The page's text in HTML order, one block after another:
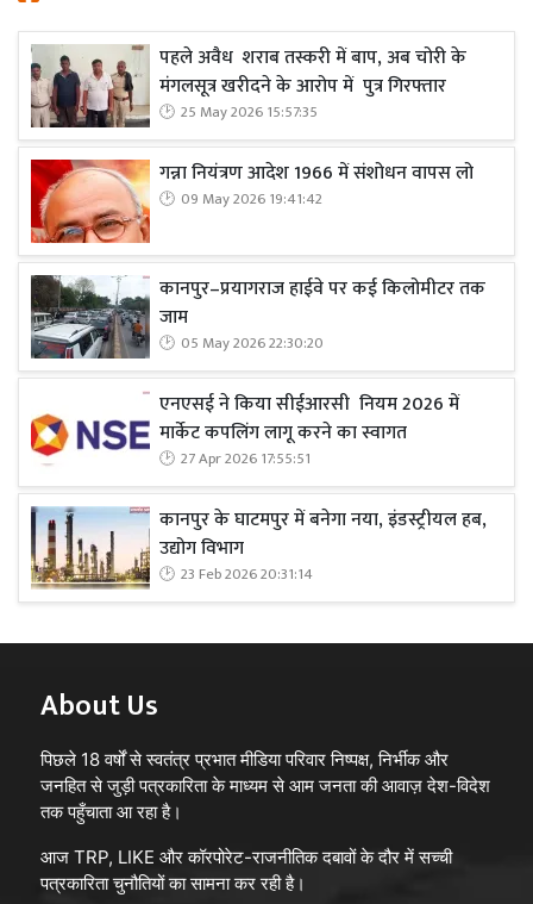
पहले अवैध शराब तस्करी में बाप, अब चोरी के
मंगलसूत्र खरीदने के आरोप में पुत्र गिरफ्तार
25 May 2026 15:57:35
गन्ना नियंत्रण आदेश 1966 में संशोधन वापस लो
09 May 2026 19:41:42
कानपुर–प्रयागराज हाईवे पर कई किलोमीटर तक
जाम
05 May 2026 22:30:20
एनएसई ने किया सीईआरसी नियम 2026 में
मार्केट कपलिंग लागू करने का स्वागत
27 Apr 2026 17:55:51
कानपुर के घाटमपुर में बनेगा नया, इंडस्ट्रीयल हब,
उद्योग विभाग
23 Feb 2026 20:31:14
About Us
पिछले 18 वर्षों से स्वतंत्र प्रभात मीडिया परिवार निष्पक्ष, निर्भीक और
जनहित से जुड़ी पत्रकारिता के माध्यम से आम जनता की आवाज़ देश-विदेश
तक पहुँचाता आ रहा है।
आज TRP, LIKE और कॉरपोरेट-राजनीतिक दबावों के दौर में सच्ची
पत्रकारिता चुनौतियों का सामना कर रही है।